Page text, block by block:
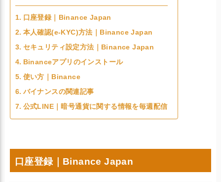
口座登録｜Binance Japan
本人確認(e-KYC)方法｜Binance Japan
セキュリティ設定方法｜Binance Japan
Binanceアプリのインストール
使い方｜Binance
バイナンスの関連記事
公式LINE｜暗号通貨に関する情報を毎週配信
口座登録｜Binance Japan